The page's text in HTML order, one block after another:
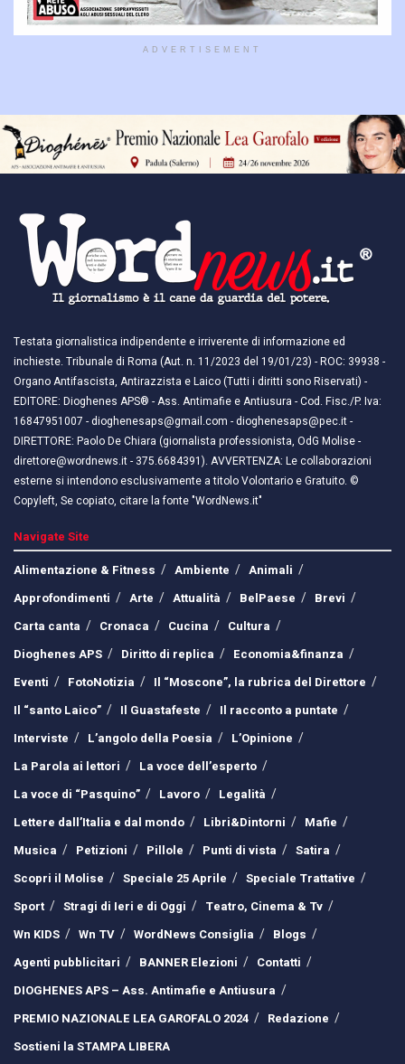
ADVERTISEMENT
Testata giornalistica indipendente e irriverente di informazione ed
inchieste. Tribunale di Roma (Aut. n. 11/2023 del 19/01/23) - ROC: 39938 -
Organo Antifascista, Antirazzista e Laico (Tutti i diritti sono Riservati) -
EDITORE: Dioghenes APS® - Ass. Antimafie e Antiusura - Cod. Fisc./P. Iva:
16847951007 - dioghenesaps@gmail.com - dioghenesaps@pec.it - ​​
DIRETTORE: Paolo De Chiara (giornalista professionista, OdG Molise -
direttore@wordnews.it - ​​375.6684391). AVVERTENZA: Le collaborazioni
esterne si intendono esclusivamente a titolo Volontario e Gratuito. ©
Copyleft, Se copiato, citare la fonte "WordNews.it"
Navigate Site
Alimentazione & Fitness
Ambiente
Animali
Approfondimenti
Arte Attualità BelPaese
Brevi
Carta canta
Cronaca Cucina
Cultura
Dioghenes APS
Diritto di replica
Economia&finanza
Eventi
FotoNotizia
Il “Moscone”, la rubrica del Direttore
Il “santo Laico”
Il Guastafeste
Il racconto a puntate
Interviste
L’angolo della Poesia
L’Opinione
La Parola ai lettori
La voce dell’esperto
La voce di “Pasquino”
Lavoro
Legalità
Lettere dall’Italia e dal mondo
Libri&Dintorni
Mafie
Musica
Petizioni Pillole Punti di vista
Satira
Scopri il Molise
Speciale 25 Aprile
Speciale Trattative
Sport
Stragi di Ieri e di Oggi
Teatro, Cinema & Tv
Wn KIDS
Wn TV WordNews Consiglia
Blogs
Agenti pubblicitari
BANNER Elezioni
Contatti
DIOGHENES APS – Ass. Antimafie e Antiusura
PREMIO NAZIONALE LEA GAROFALO 2024
Redazione
Sostieni la STAMPA LIBERA